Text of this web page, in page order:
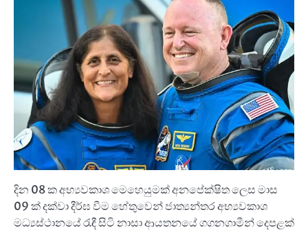
දින 08 ක අභ්‍යවකාශ මෙහෙයුමක් අනපේක්ෂිත ලෙස මාස
09 ක් දක්වා දීර්ඝ වීම හේතුවෙන් ජාත්‍යන්තර අභ්‍යවකාශ
මධ්‍යස්ථානයේ රැඳී සිටි නාසා ආයතනයේ ගගනගාමීන් දෙපළක්